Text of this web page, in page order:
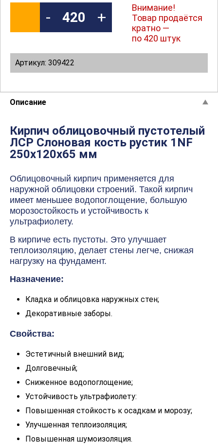
- +
Внимание!
Товар продаётся
кратно —
по 420 штук
Артикул: 309422
Описание
Кирпич облицовочный пустотелый
ЛСР Слоновая кость рустик 1NF
250х120х65 мм
Облицовочный кирпич применяется для
наружной облицовки строений. Такой кирпич
имеет меньшее водопоглощение, большую
морозостойкость и устойчивость к
ультрафиолету.
В кирпиче есть пустоты. Это улучшает
теплоизоляцию, делает стены легче, снижая
нагрузку на фундамент.
Назначение:
Кладка и облицовка наружных стен;
Декоративные заборы.
Свойства:
Эстетичный внешний вид;
Долговечный;
Сниженное водопоглощение;
Устойчивость ультрафиолету:
Повышенная стойкость к осадкам и морозу;
Улучшенная теплоизоляция;
Повышенная шумоизоляция.